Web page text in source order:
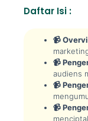
Daftar Isi :
📹
📹
audiens
📹
📹